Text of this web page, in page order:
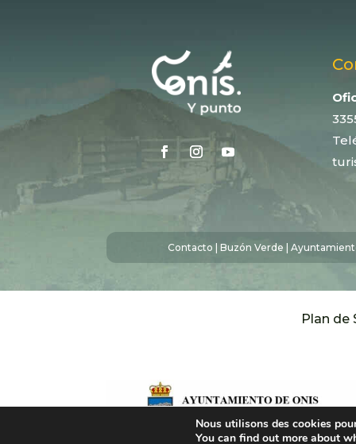
Contacto Buzón Verde |
Plan de
Nous utilisons des cookies
You can find out more about